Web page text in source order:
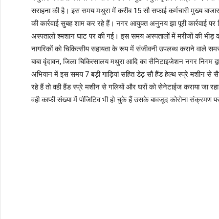
सराहना की है। इस समय मथुरा में करीब 15 सौ सफाई कर्मचारी मुख्य
की कार्रवाई सुबह शाम कर रहे हैं। नगर आयुक्त अनुनय झा पूरी कार्रवाई
अस्पतालों श्मशान घाट पर की गई। इस समय अस्पतालों में मरीजों की
नागरिकों को चिकित्सीय सहायता के रूप में संजीवनी उपलब्ध कराने वाले
बाबा वृंदावन, जिला चिकित्सालय मथुरा आदि का सैनिटाइजेशन नगर निगम
अभियान में इस समय 7 बड़ी गाड़ियां सहित डेढ़ सौ हैंड हेल्थ स्प्रे मशीन से
रहे हैं तो वही हैंड स्प्रे मशीन से गलियों और घरों को सेनेटाईज कराया जा
वही काफी संख्या में पॉजिटिव भी हो चुके हैं उसके बावजूद कोरोना